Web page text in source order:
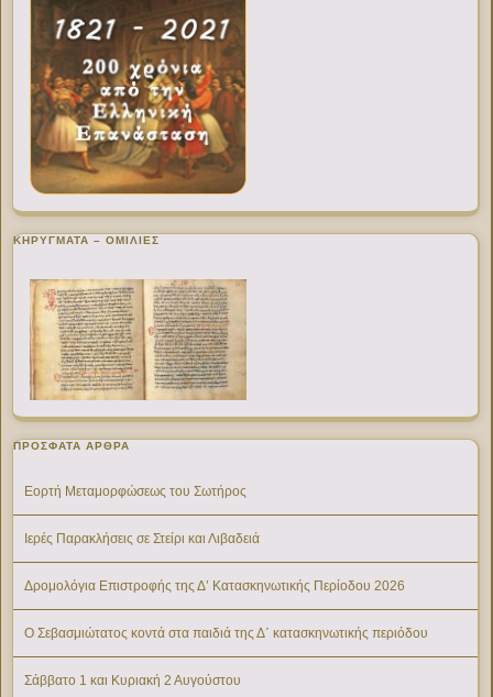
ΚΗΡΥΓΜΑΤΑ – ΟΜΙΛΙΕΣ
ΠΡΌΣΦΑΤΑ ΆΡΘΡΑ
Εορτή Μεταμορφώσεως του Σωτήρος
Ιερές Παρακλήσεις σε Στείρι και Λιβαδειά
Δρομολόγια Επιστροφής της Δ’ Κατασκηνωτικής Περίοδου 2026
Ο Σεβασμιώτατος κοντά στα παιδιά της Δ΄ κατασκηνωτικής περιόδου
Σάββατο 1 και Κυριακή 2 Αυγούστου